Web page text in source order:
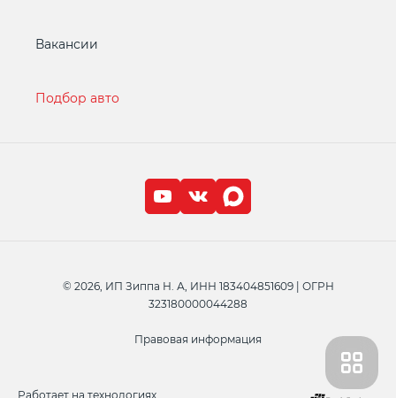
Вакансии
Подбор авто
© 2026, ИП Зиппа Н. А, ИНН 183404851609 | ОГРН
323180000044288
Правовая информация
Работает на технологиях